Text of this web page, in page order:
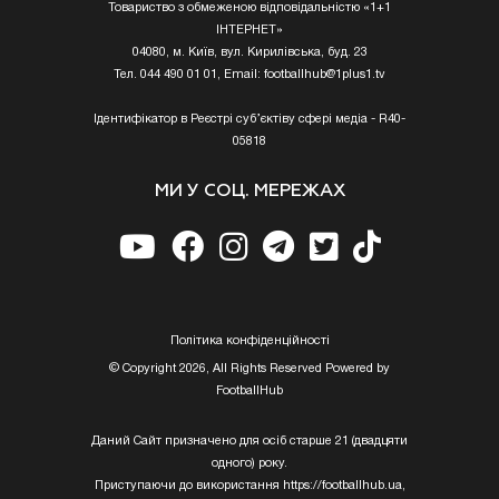
13:08, 07 серпня 2026 |
легіонера
Шокував Реал! Суперзірка Ман Сіті
Родрі обрав інший світовий гранд
Товариство з обмеженою відповідальністю «1+1
ІНТЕРНЕТ»
04080, м. Київ, вул. Кирилівська, буд. 23
Тел. 044 490 01 01, Email: footballhub@1plus1.tv
Ідентифікатор в Реєстрі суб’єктіву сфері медіа - R40-
05818
МИ У СОЦ. МЕРЕЖАХ
Полiтика конфiденцiйностi
© Copyright 2026, All Rights Reserved Powered by
FootballHub
Даний Сайт призначено для осіб старше 21 (двадцяти
одного) року.
Приступаючи до використання https://footballhub.ua,